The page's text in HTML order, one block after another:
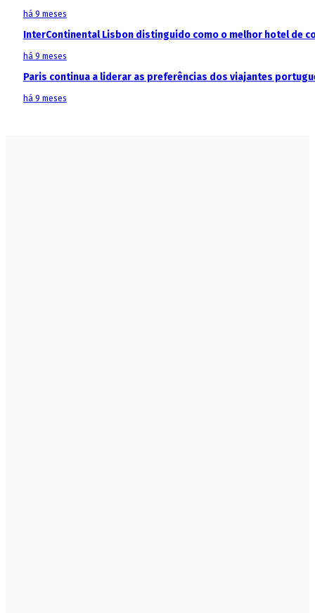
há 9 meses
InterContinental Lisbon distinguido como o melhor hotel de
há 9 meses
Paris continua a liderar as preferências dos viajantes
há 9 meses